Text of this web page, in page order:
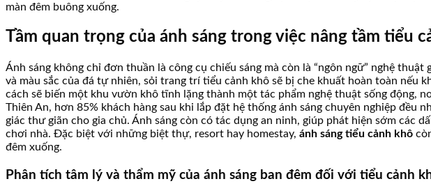
màn đêm buông xuống.
Tầm quan trọng của ánh sáng trong việc nâng tầm tiểu
Ánh sáng không chỉ đơn thuần là công cụ chiếu sáng mà còn là “ngôn ngữ” nghệ
và màu sắc của đá tự nhiên, sỏi trang trí tiểu cảnh khô sẽ bị che khuất hoàn toàn nếu
cách sẽ biến một khu vườn khô tĩnh lặng thành một tác phẩm nghệ thuật sống động,
Thiên An, hơn 85% khách hàng sau khi lắp đặt hệ thống ánh sáng chuyên nghiệp đều
giác thư giãn cho gia chủ. Ánh sáng còn có tác dụng an ninh, giúp phát hiện sớm
chơi nhà. Đặc biệt với những biệt thự, resort hay homestay, ánh sáng tiểu cảnh khô
đêm xuống.
Phân tích tâm lý và thẩm mỹ của ánh sáng ban đêm đối với tiểu cảnh